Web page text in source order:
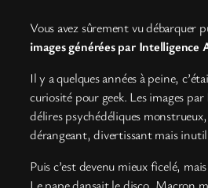
Vous avez sûrement vu débarquer
images générées par Intelligence
Il y a quelques années à peine,
curiosité pour geek. Les images
délires psychédéliques
dérangeant, divertissant mais
Puis c’est devenu mieux ficelé,